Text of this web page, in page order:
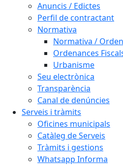
Anuncis / Edictes
Perfil de contractant
Normativa
Normativa /
Ordenances
Urbanisme
Seu electrònica
Transparència
Canal de denúncies
Serveis i tràmits
Oficines municipals
Catàleg de Serveis
Tràmits i gestions
Whatsapp Informa